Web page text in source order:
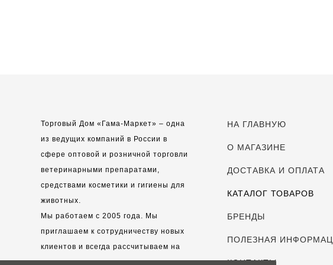
Торговый Дом «Гама-Маркет» – одна
из ведущих компаний в России в
сфере оптовой и розничной торговли
ветеринарными препаратами,
средствами косметики и гигиены для
животных.
Мы работаем с 2005 года. Мы
приглашаем к сотрудничеству новых
клиентов и всегда рассчитываем на
взаимовыгодные, долгосрочные
НА ГЛАВНУЮ
О МАГАЗИНЕ
ДОСТАВКА И ОПЛАТА
КАТАЛОГ ТОВАРОВ
БРЕНДЫ
ПОЛЕЗНАЯ
КОНТАКТЫ